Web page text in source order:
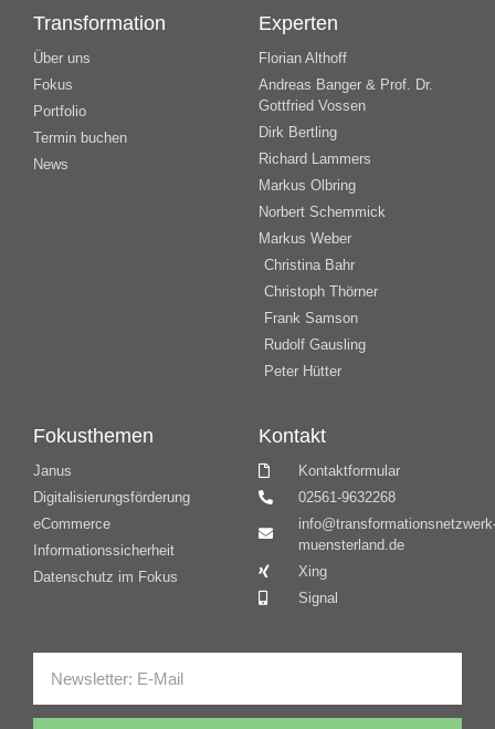
Transformation
Über uns
Fokus
Portfolio
Termin buchen
News
Experten
Florian Althoff
Andreas Banger & Prof. Dr.
Gottfried Vossen
Dirk Bertling
Richard Lammers
Markus Olbring
Norbert Schemmick
Markus Weber
Christina Bahr
Christoph Thörner
Frank Samson
Rudolf Gausling
Peter Hütter
Fokusthemen
Janus
Digitalisierungsförderung
eCommerce
Informationssicherheit
Datenschutz im Fokus
Kontakt
Kontaktformular
02561-9632268
muensterland.de
Xing
Signal